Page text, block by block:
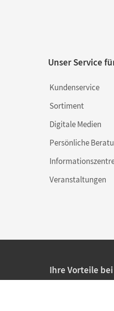
Unser Service
Kundenservice
Sortiment
Digitale Medien
Persönliche
Veranstaltungen
Ihre Vorteile